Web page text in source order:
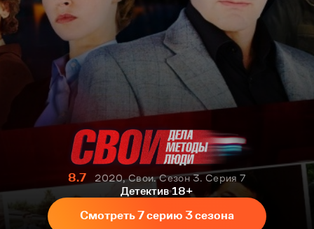
8.7
2020, Свои. Сезон 3. Серия 7
Детектив 18+
Смотреть 7 серию 3 сезона